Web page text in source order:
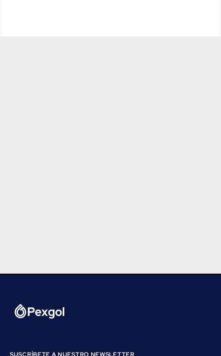
SUSCRÍBETE A NUESTRO NEWSLETTER